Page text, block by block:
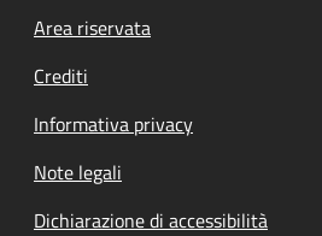
Footer menu
Area riservata
Crediti
Informativa privacy
Note legali
Dichiarazione di accessibilità